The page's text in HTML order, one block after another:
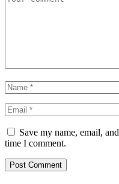
Save my name, email,
time I comment.